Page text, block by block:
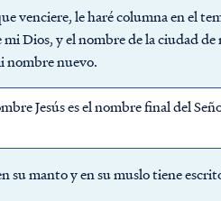
venciere, le haré columna en el
Dios, y el nombre de la ciudad
nombre nuevo.
Jesús es el nombre final del
su manto y en su muslo tiene